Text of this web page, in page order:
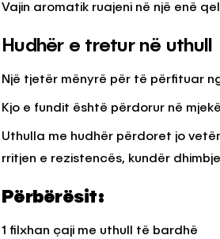
Vajin aromatik ruajeni në një enë
Hudhër e tretur në uthull
Një tjetër mënyrë për të përfituar
Kjo e fundit është përdorur në
Uthulla me hudhër përdoret jo
rritjen e rezistencës, kundër
Përbërësit:
1 filxhan çaji me uthull të bardhë